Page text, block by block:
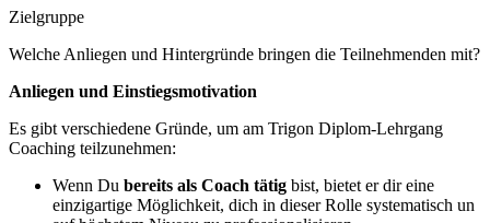
Zielgruppe
Welche Anliegen und Hintergründe bringen die Teilnehmenden mit?
Anliegen und Einstiegsmotivation
Es gibt verschiedene Gründe, um am Trigon Diplom-Lehrgang
Coaching teilzunehmen:
Wenn Du bereits als Coach tätig bist, bietet er dir eine
einzigartige Möglichkeit, dich in dieser Rolle systematisch un